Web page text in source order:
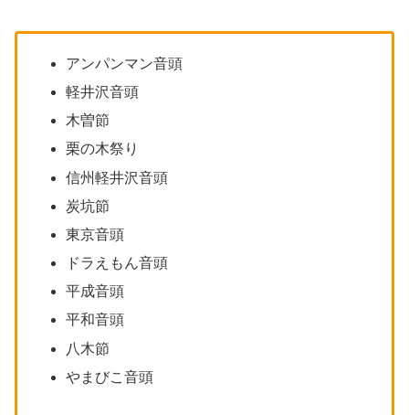
アンパンマン音頭
軽井沢音頭
木曽節
栗の木祭り
信州軽井沢音頭
炭坑節
東京音頭
ドラえもん音頭
平成音頭
平和音頭
八木節
やまびこ音頭